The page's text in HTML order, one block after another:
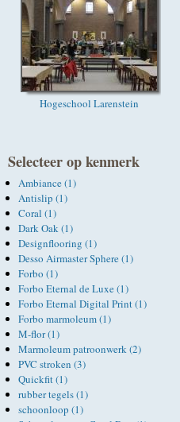
Hogeschool Larenstein
Selecteer op kenmerk
Ambiance (1)
Antislip (1)
Coral (1)
Dark Oak (1)
Designflooring (1)
Desso Airmaster Sphere (1)
Forbo (1)
Forbo Eternal de Luxe (1)
Forbo Eternal Digital Print (1)
Forbo marmoleum (1)
M-flor (1)
Marmoleum patroonwerk (2)
PVC stroken (3)
Quickfit (1)
rubber tegels (1)
schoonloop (1)